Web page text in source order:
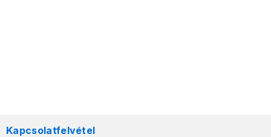
Kapcsolatfelvétel